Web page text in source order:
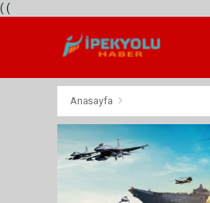
( (
Anasayfa